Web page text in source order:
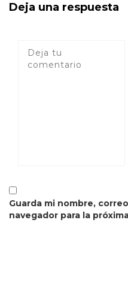
Deja una respuesta
Guarda mi nombre,
navegador para la